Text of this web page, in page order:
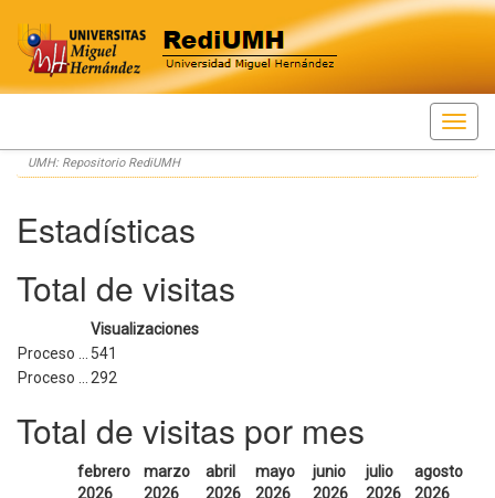
Skip
navigation
UMH: Repositorio RediUMH
Estadísticas
Total de visitas
Visualizaciones
Proceso ...
541
Proceso ...
292
Total de visitas por mes
febrero
2026
marzo
2026
abril
2026
mayo
2026
junio
2026
julio
2026
agosto
2026